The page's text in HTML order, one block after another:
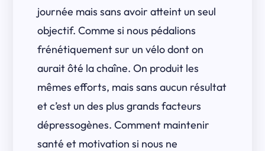
journée mais sans avoir atteint un seul
objectif. Comme si nous pédalions
frénétiquement sur un vélo dont on
aurait ôté la chaîne. On produit les
mêmes efforts, mais sans aucun résultat
et c’est un des plus grands facteurs
dépressogènes. Comment maintenir
santé et motivation si nous ne